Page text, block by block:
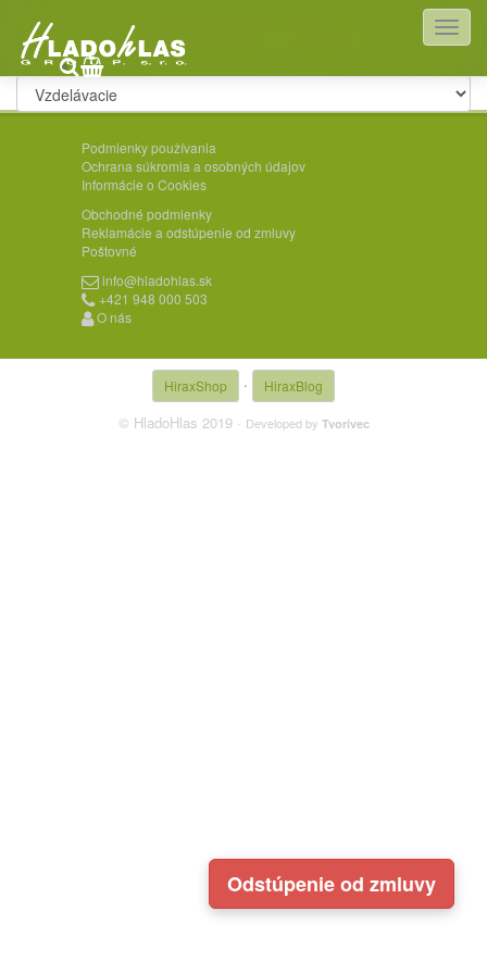
Odstúpenie od zmluvy
Vzdelávacie
Podmienky používania
Ochrana súkromia a osobných údajov
Informácie o Cookies
Obchodné podmienky
Reklamácie a odstúpenie od zmluvy
Poštovné
info@hladohlas.sk
+421 948 000 503
O nás
HiraxShop · HiraxBlog
© HladoHlas 2019 · Developed by Tvorivec